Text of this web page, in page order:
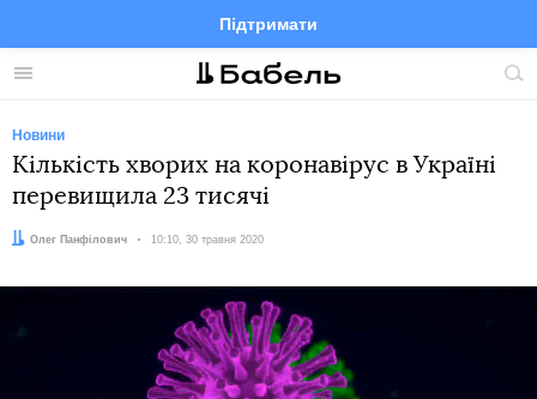
Меню
Підтримати
FacebookTelegramTwitter
Новини
Кількість хворих на коронавірус в Україні
перевищила 23 тисячі
Автор:
Олег Панфілович Дата:
10:10, 30 травня 2020